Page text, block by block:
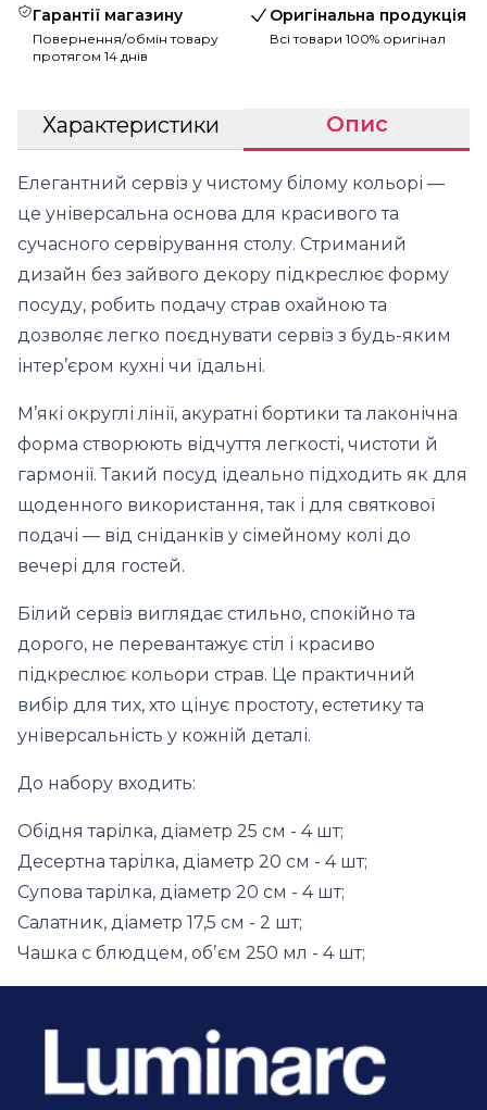
Гарантії магазину
Повернення/обмін товару
протягом 14 днів
Оригінальна продукція
Всі товари 100% оригінал
Характеристики Опис
Елегантний сервіз у чистому білому кольорі —
це універсальна основа для красивого та
сучасного сервірування столу. Стриманий
дизайн без зайвого декору підкреслює форму
посуду, робить подачу страв охайною та
дозволяє легко поєднувати сервіз з будь-яким
інтер’єром кухні чи їдальні.
М’які округлі лінії, акуратні бортики та лаконічна
форма створюють відчуття легкості, чистоти й
гармонії. Такий посуд ідеально підходить як для
щоденного використання, так і для святкової
подачі — від сніданків у сімейному колі до
вечері для гостей.
Білий сервіз виглядає стильно, спокійно та
дорого, не перевантажує стіл і красиво
підкреслює кольори страв. Це практичний
вибір для тих, хто цінує простоту, естетику та
універсальність у кожній деталі.
До набору входить:
Обідня тарілка, діаметр 25 см - 4 шт;
Десертна тарілка, діаметр 20 см - 4 шт;
Супова тарілка, діаметр 20 см - 4 шт;
Салатник, діаметр 17,5 см - 2 шт;
Чашка с блюдцем, обʼєм 250 мл - 4 шт;